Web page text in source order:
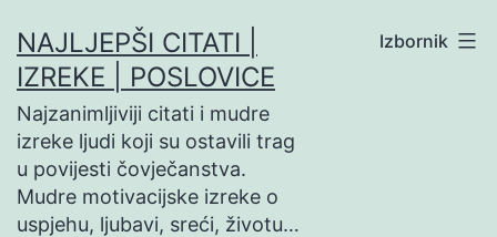
na
sadržaj
NAJLJEPŠI CITATI |
IZREKE | POSLOVICE
Najzanimljiviji citati i mudre
izreke ljudi koji su ostavili trag
u povijesti čovječanstva.
Mudre motivacijske izreke o
uspjehu, ljubavi, sreći, životu…
Izbornik